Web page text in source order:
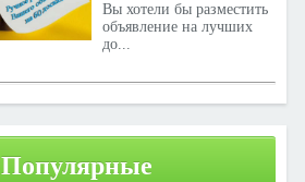
Вы хотели бы разместить
объявление на лучших
до...
Популярные